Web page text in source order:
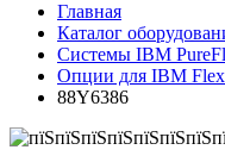
Главная
Каталог
Системы IBM
Опции для IBM Flex
88Y6386